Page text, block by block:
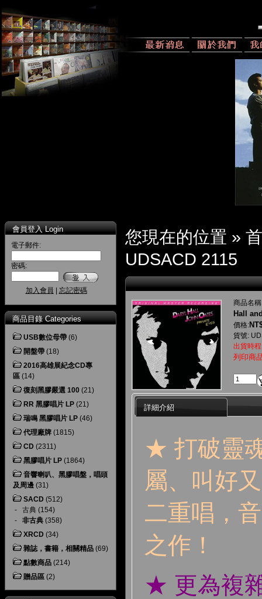
會員登入 Login
電子郵件:
密碼:
加入會員 忘記密碼
商品目錄 Categories
USB數位母帶 (6)
開盤帶 (18)
2016高雄展紀念CD專
區 (14)
復刻黑膠嚴選 100 (21)
RR 黑膠唱片 LP (21)
瑞鳴 黑膠唱片 LP (46)
代理廠牌 (1815)
CD (2311)
黑膠唱片 LP (1864)
音響喇叭、黑膠唱盤，唱頭
及周邊 (31)
SACD (512)
- 古典 (154)
- 非古典 (358)
XRCD (34)
雜誌，書籍，相關精品 (69)
點數商品 (214)
贈品區 (2)
您現在的位置 »
UDSACD 2115
商品名
Hall
價格:
貨號:
出貨時
列印商
詳細介紹
★ 打破靈
屬、叫好
二重唱，
之作！
★ 更為複